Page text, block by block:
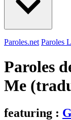
Paroles.net Paroles
Paroles
Me
featuring :